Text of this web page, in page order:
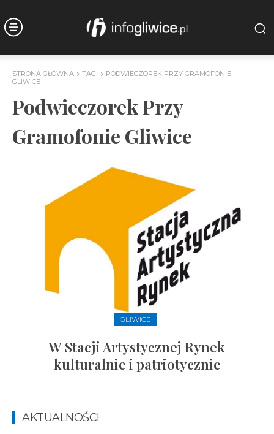
STRONA GŁÓWNA TAGI
PODWIECZOREK PRZY GRAMOFONIE
GLIWICE
Podwieczorek Przy
Gramofonie Gliwice
GLIWICE
W Stacji Artystycznej Rynek
kulturalnie i patriotycznie
AKTUALNOŚCI